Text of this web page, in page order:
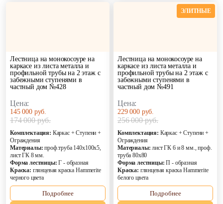
Лестница на монокосоуре на
каркасе из листа металла и
профильной трубы на 2 этаж с
забежными ступенями в
частный дом №428
Цена:
145 000 руб.
174 000 руб.
Комплектация: Каркас + Ступени +
Ограждения
Материалы: проф.труба 140х100х5,
лист ГК 8 мм.
Форма лестницы: Г - образная
Краска: глянцевая краска Hammerite
черного цвета
Подробнее
ЭЛИТНЫЕ
Лестница на монокосоуре на
каркасе из листа металла и
профильной трубы на 2 этаж с
забежными ступенями в
частный дом №491
Цена:
229 000 руб.
256 000 руб.
Комплектация: Каркас + Ступени +
Ограждения
Материалы: лист ГК 6 и 8 мм., проф.
труба 80х80
Форма лестницы: П - образная
Краска: глянцевая краска Hammerite
белого цвета
Подробнее